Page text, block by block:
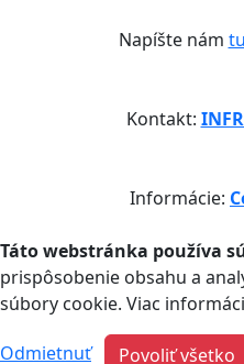
Napíšte nám
Kontakt:
Informácie:
Táto webstránka používa
prispôsobenie obsahu a
súbory cookie. Viac
Odmietnuť Povoliť všetko